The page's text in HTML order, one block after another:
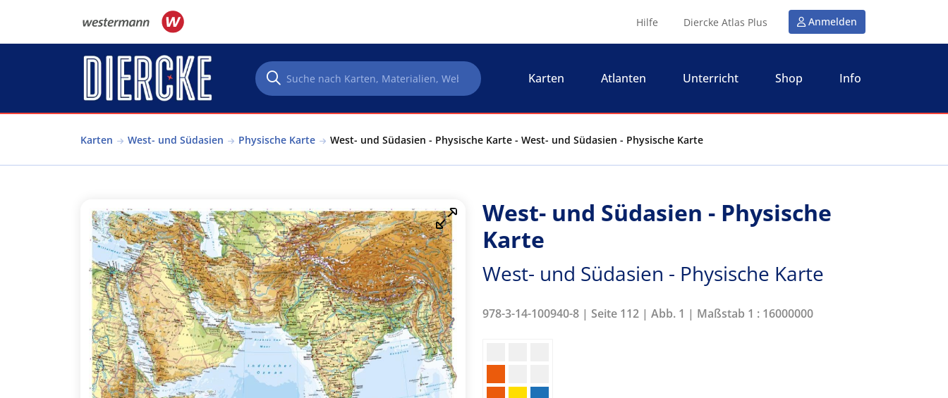
Hilfe Diercke Atlas Plus Anmelden
Karten Atlanten Unterricht Shop Info
Karten West- und Südasien Physische Karte West- und Südasien - Physische Karte - West- und Südasien - Physische Karte
West- und Südasien - Physische
Karte
West- und Südasien - Physische Karte
978-3-14-100940-8 | Seite 112 | Abb. 1 | Maßstab 1 : 16000000